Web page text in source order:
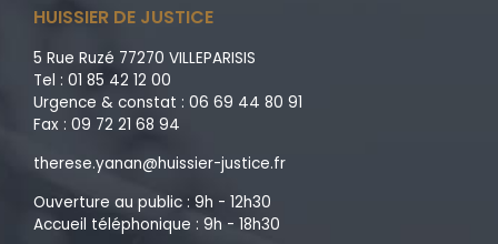
HUISSIER DE JUSTICE
5 Rue Ruzé 77270 VILLEPARISIS
Tel : 01 85 42 12 00
Urgence & constat : 06 69 44 80 91
Fax : 09 72 21 68 94
therese.yanan@huissier-justice.fr
Ouverture au public : 9h - 12h30
Accueil téléphonique : 9h - 18h30